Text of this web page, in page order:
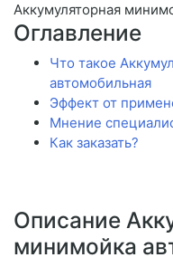
Аккумуляторная
Оглавление
Что такое
автомобильная
Эффект от
Мнение
Как заказать?
Описание
минимойка